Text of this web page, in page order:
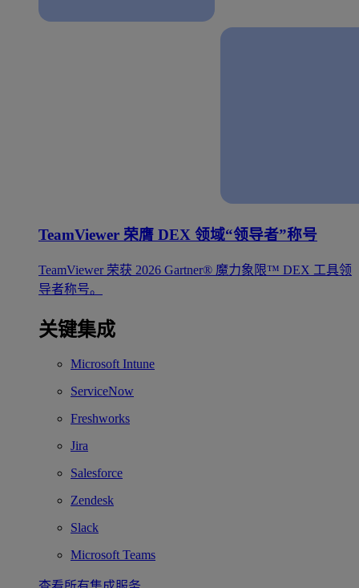
TeamViewer 荣膺 DEX 领域“领导者”称号
TeamViewer 荣获 2026 Gartner® 魔力象限™ DEX 工具领
导者称号。
关键集成
Microsoft Intune
ServiceNow
Freshworks
Jira
Salesforce
Zendesk
Slack
Microsoft Teams